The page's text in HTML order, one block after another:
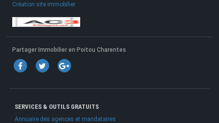
Création site immobilier
Partager Immobilier en Poitou Charentes
SERVICES & OUTILS GRATUITS
Annuaire des agences et mandataires